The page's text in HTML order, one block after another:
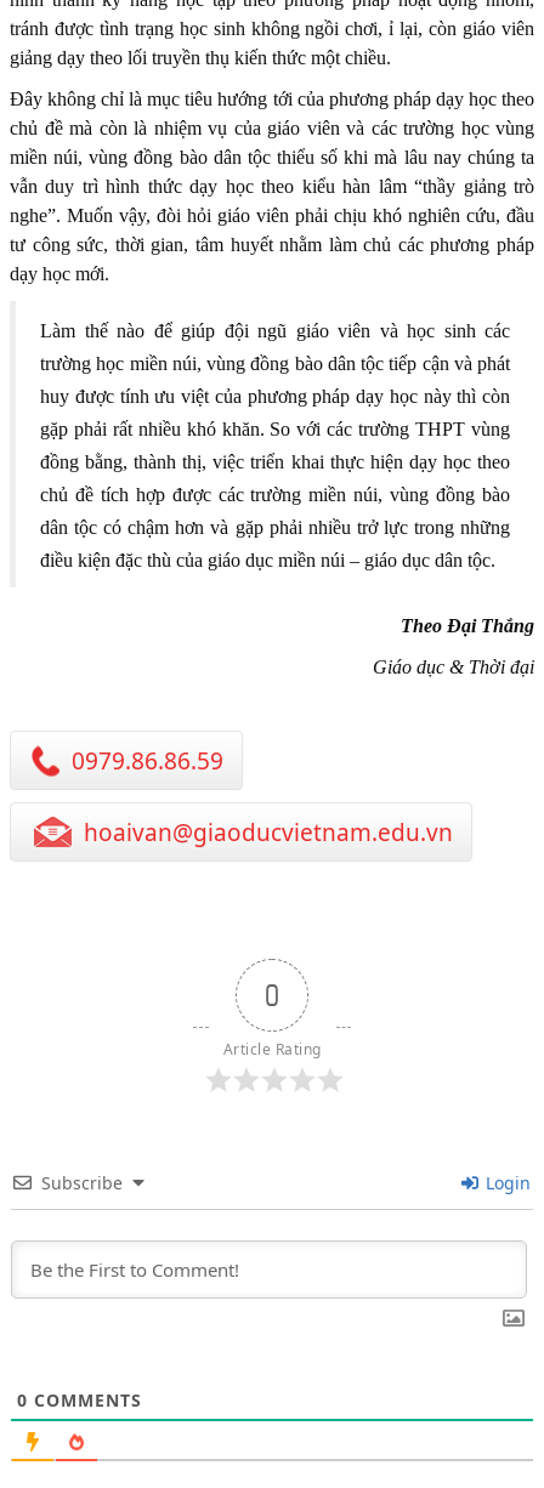
tránh được tình trạng học sinh không ngồi chơi, ỉ lại, còn giáo viên
giảng dạy theo lối truyền thụ kiến thức một chiều.
Đây không chỉ là mục tiêu hướng tới của phương pháp dạy học theo
chủ đề mà còn là nhiệm vụ của giáo viên và các trường học vùng
miền núi, vùng đồng bào dân tộc thiểu số khi mà lâu nay chúng ta
vẫn duy trì hình thức dạy học theo kiểu hàn lâm “thầy giảng trò
nghe”. Muốn vậy, đòi hỏi giáo viên phải chịu khó nghiên cứu, đầu
tư công sức, thời gian, tâm huyết nhằm làm chủ các phương pháp
dạy học mới.
Làm thế nào để giúp đội ngũ giáo viên và học sinh các
trường học miền núi, vùng đồng bào dân tộc tiếp cận và phát
huy được tính ưu việt của phương pháp dạy học này thì còn
gặp phải rất nhiều khó khăn. So với các trường THPT vùng
đồng bằng, thành thị, việc triển khai thực hiện dạy học theo
chủ đề tích hợp được các trường miền núi, vùng đồng bào
dân tộc có chậm hơn và gặp phải nhiều trở lực trong những
điều kiện đặc thù của giáo dục miền núi – giáo dục dân tộc.
Theo Đại Thắng
Giáo dục & Thời đại
0979.86.86.59
hoaivan@giaoducvietnam.edu.vn
0
Article Rating
Subscribe Login
0 COMMENTS